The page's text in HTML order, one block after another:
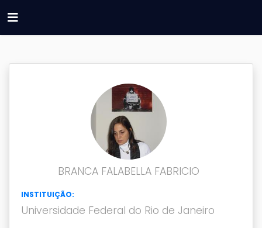
BRANCA FALABELLA FABRICIO
INSTITUIÇÃO:
Universidade Federal do Rio de Janeiro